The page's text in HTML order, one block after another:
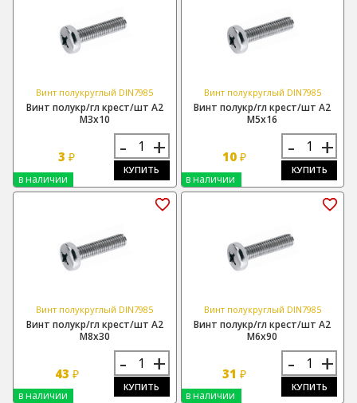
Винт полукруглый DIN7985
Винт полукр/гл крест/шт А2
М3х10
3₽ - +
КУПИТЬ
в наличии
Винт полукруглый DIN7985
Винт полукр/гл крест/шт А2
М5х16
10₽ - +
КУПИТЬ
в наличии
Винт полукруглый DIN7985
Винт полукр/гл крест/шт А2
М8х30
43 ₽ - +
КУПИТЬ
в наличии
Винт полукруглый DIN7985
Винт полукр/гл крест/шт А2
М6х90
31₽ - +
КУПИТЬ
в наличии